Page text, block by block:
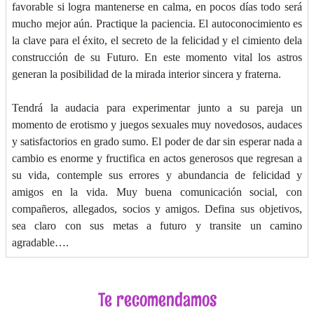
favorable si logra mantenerse en calma, en pocos días todo será
mucho mejor aún. Practique la paciencia. El autoconocimiento es
la clave para el éxito, el secreto de la felicidad y el cimiento dela
construcción de su Futuro. En este momento vital los astros
generan la posibilidad de la mirada interior sincera y fraterna.
Tendrá la audacia para experimentar junto a su pareja un
momento de erotismo y juegos sexuales muy novedosos, audaces
y satisfactorios en grado sumo. El poder de dar sin esperar nada a
cambio es enorme y fructifica en actos generosos que regresan a
su vida, contemple sus errores y abundancia de felicidad y
amigos en la vida. Muy buena comunicación social, con
compañeros, allegados, socios y amigos. Defina sus objetivos,
sea claro con sus metas a futuro y transite un camino
agradable….
Te recomendamos